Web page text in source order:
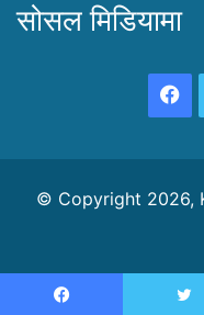
सोसल मिडियामा
© Copyright 2026,